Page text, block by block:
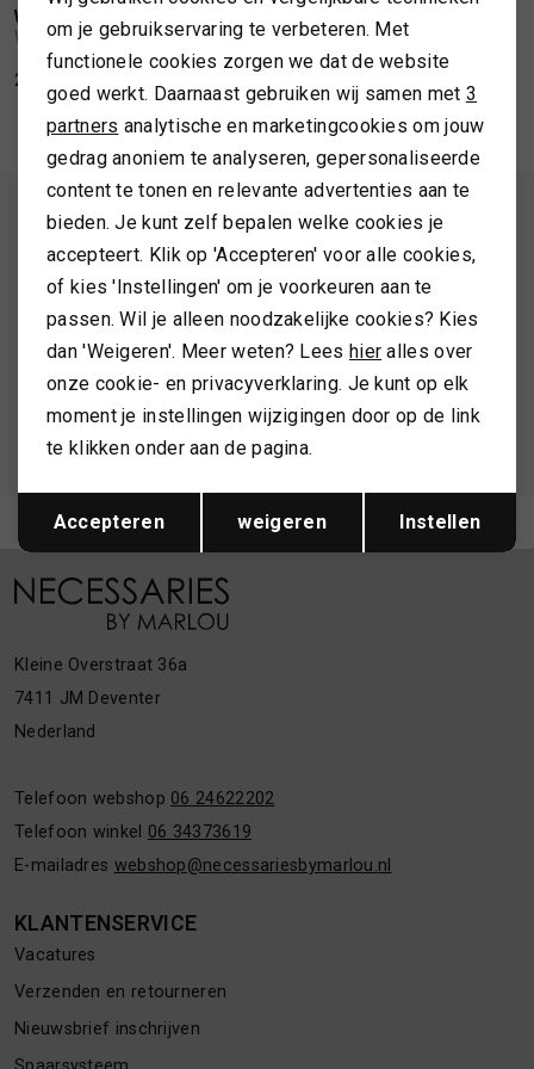
TASSEN
TOPS EN SHIRTS
TRUIEN
VESTEN
/2
WELLINGTON OF BILMORE
Wellington of Bilmore Clarissa trench beige
299,99
1/2
WELLINGTON OF BILMORE
ALTIJD ALS EERSTE OP DE HOOGTE ZIJN?
Schrijf je in en ontvang 10% korting op je 1e bestelling
AANMELDEN
Hoe we met je data omgaan? Bekijk dit in onze
privacyverklaring.
Meld je aan voor de nieuwsbrief
Kleine Overstraat 36a
7411 JM Deventer
Nederland
Telefoon webshop 06 24622202
Telefoon winkel 06 34373619
E-mailadres webshop@necessariesbymarlou.nl
KLANTENSERVICE
Vacatures
Verzenden en retourneren
Nieuwsbrief inschrijven
Analytische cookies
Marketing cookies
Terug Opslaan
om je gebruikservaring te verbeteren. Met
functionele cookies zorgen we dat de website
goed werkt. Daarnaast gebruiken wij samen met 3
partners analytische en marketingcookies om jouw
gedrag anoniem te analyseren, gepersonaliseerde
content te tonen en relevante advertenties aan te
bieden. Je kunt zelf bepalen welke cookies je
accepteert. Klik op 'Accepteren' voor alle cookies,
of kies 'Instellingen' om je voorkeuren aan te
passen. Wil je alleen noodzakelijke cookies? Kies
dan 'Weigeren'. Meer weten? Lees hier alles over
onze cookie- en privacyverklaring. Je kunt op elk
moment je instellingen wijzigingen door op de link
te klikken onder aan de pagina.
Accepteren weigeren Instellen